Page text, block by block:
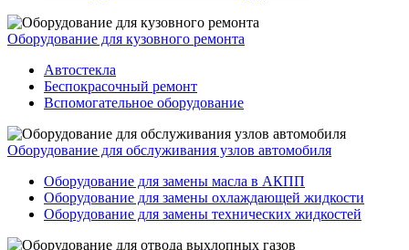
Оборудование для кузовного ремонта
Автостекла
Беспокрасочный ремонт
Вспомогательное оборудование
Оборудование для обслуживания узлов автомобиля
Оборудование для замены масла в АКПП
Оборудование для замены охлаждающей жидкости
Оборудование для замены технических жидкостей